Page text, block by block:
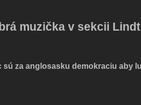
muzička v sekcii
sú za anglosasku demokraciu aby